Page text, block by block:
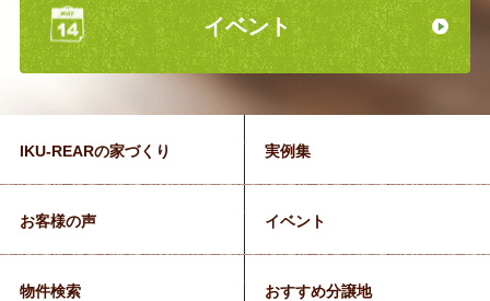
イベント
IKU-REARの家づくり 実例集
お客様の声 イベント
物件検索 おすすめ分譲地